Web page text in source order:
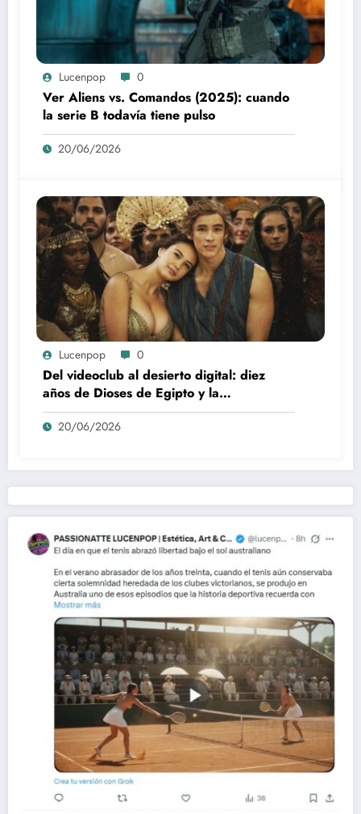
Lucenpop 0
Ver Aliens vs. Comandos (2025): cuando
la serie B todavía tiene pulso
20/06/2026
Lucenpop 0
Del videoclub al desierto digital: diez
años de Dioses de Egipto y la
desaparición del blockbuster sin
complejos
20/06/2026